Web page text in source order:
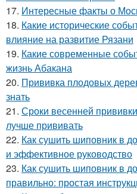
17. Интересные факты о
18. Какие исторические
влияние на развитие Рязани
19. Какие современные
жизнь Абакана
20. Прививка плодовых
знать
21. Сроки весенней
лучше прививать
22. Как сушить шиповник в
и эффективное руководство
23. Как сушить шиповник в
правильно: простая